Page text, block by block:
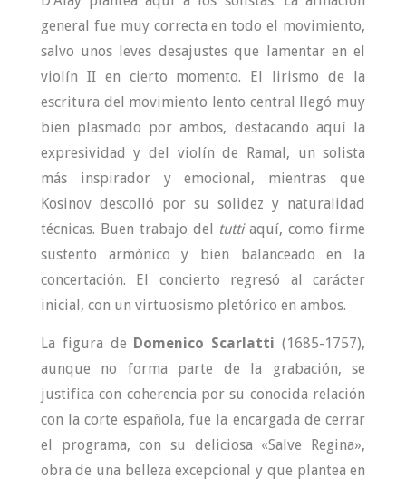
general fue muy correcta en todo el movimiento,
salvo unos leves desajustes que lamentar en el
violín II en cierto momento. El lirismo de la
escritura del movimiento lento central llegó muy
bien plasmado por ambos, destacando aquí la
expresividad y del violín de Ramal, un solista
más inspirador y emocional, mientras que
Kosinov descolló por su solidez y naturalidad
técnicas. Buen trabajo del tuttiaquí, como firme
sustento armónico y bien balanceado en la
concertación. El concierto regresó al carácter
inicial, con un virtuosismo pletórico en ambos.
La figura de Domenico Scarlatti (1685-1757),
aunque no forma parte de la grabación, se
justifica con coherencia por su conocida relación
con la corte española, fue la encargada de cerrar
el programa, con su deliciosa «Salve Regina»,
obra de una belleza excepcional y que plantea en